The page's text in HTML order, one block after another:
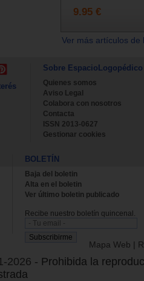
9.95 €
Ver más artículos
Sobre EspacioLogopédico
Quienes somos
Aviso Legal
Colabora con nosotros
Contacta
ISSN 2013-0627
Gestionar cookies
BOLETÍN
Baja del boletin
Alta en el boletin
Ver último boletin publicado
Recibe nuestro boletín quincenal.
Mapa Web |
2026 - Prohibida la